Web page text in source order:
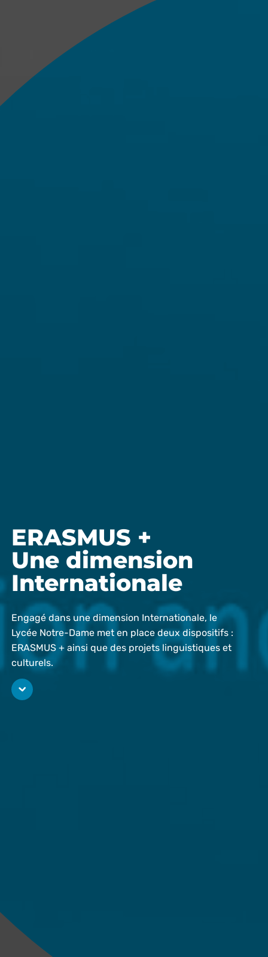
ERASMUS +
Une dimension
Internationale
Engagé dans une dimension Internationale, le
Lycée Notre-Dame met en place deux dispositifs :
ERASMUS + ainsi que des projets linguistiques et
culturels.